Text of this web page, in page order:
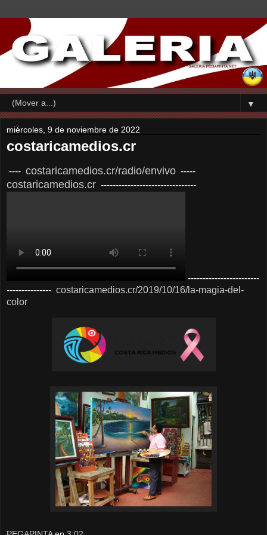
▼
miércoles, 9 de noviembre de 2022
costaricamedios.cr
---- costaricamedios.cr/radio/envivo -----
costaricamedios.cr --------------------------------
------------------------
--------------- costaricamedios.cr/2019/10/16/la-magia-del-
color